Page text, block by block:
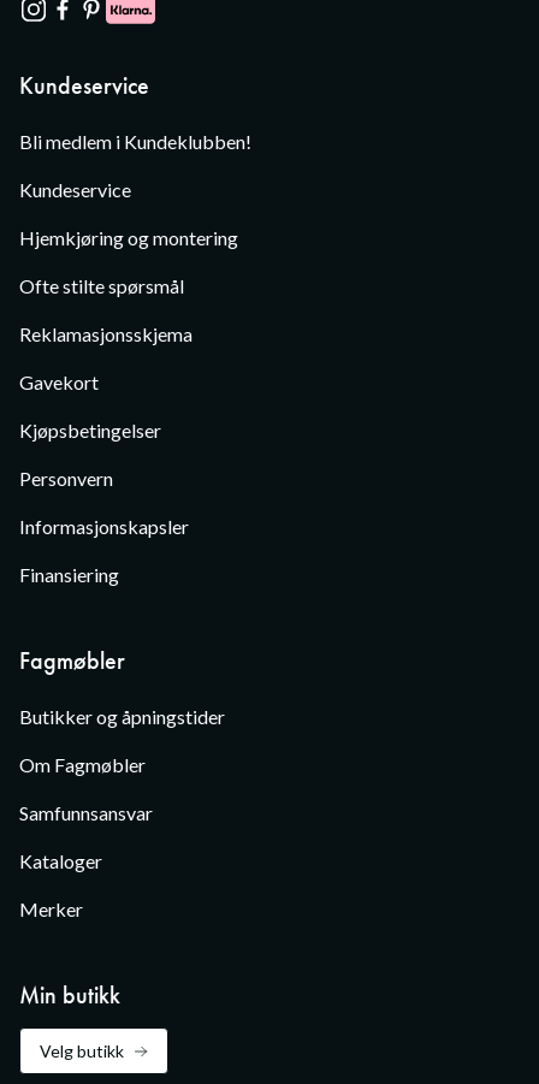
Kundeservice
Bli medlem i Kundeklubben!
Kundeservice
Hjemkjøring og montering
Ofte stilte spørsmål
Reklamasjonsskjema
Gavekort
Kjøpsbetingelser
Personvern
Informasjonskapsler
Finansiering
Fagmøbler
Butikker og åpningstider
Om Fagmøbler
Samfunnsansvar
Kataloger
Merker
Min butikk
Velg butikk